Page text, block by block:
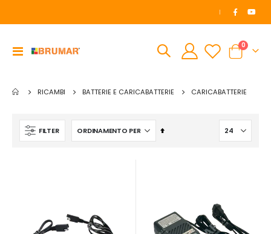
|
Toggle
Cart
0
RICAMBI BATTERIE E CARICABATTERIE CARICABATTERIE
FILTER
Imposta